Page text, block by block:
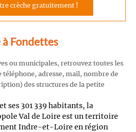
crèche gratuitement !
à Fondettes
ou municipales, retrouvez toutes les
adresse, mail, nombre de
des structures de la petite
ses 301 339 habitants, la
Val de Loire est un territoire
Indre-et-Loire en région